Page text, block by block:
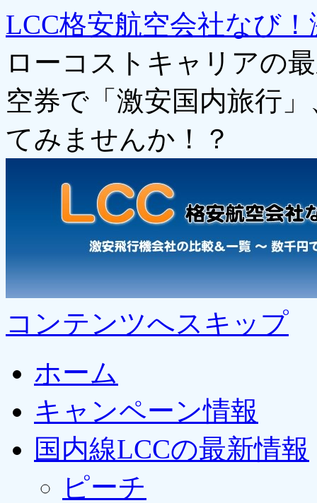
LCC格安航空会社なび
ローコストキャリアの
空券で「激安国内旅行
てみませんか！？
コンテンツへスキップ
ホーム
キャンペーン情報
国内線LCCの最新情報
ピーチ